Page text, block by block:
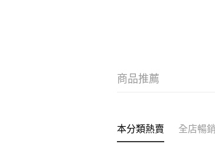
商品推薦
本分類熱賣 全店暢